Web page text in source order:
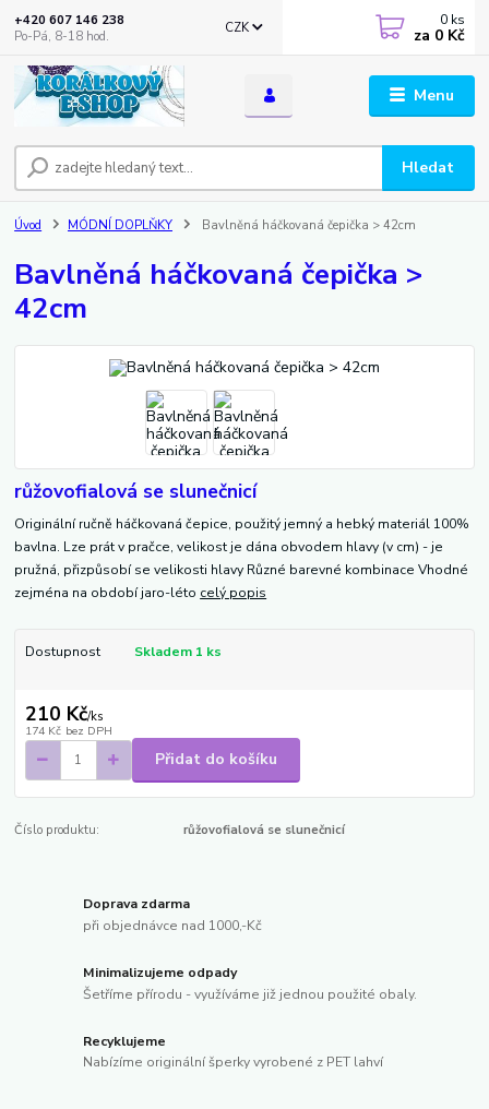
Menu
CZK
Hledat
+420 607 146 238
Po-Pá, 8-18 hod.
0 ks
za 0 Kč
Úvod MÓDNÍ DOPLŇKY Bavlněná háčkovaná čepička > 42cm
Bavlněná háčkovaná čepička >
42cm
růžovofialová se slunečnicí
Originální ručně háčkovaná čepice, použitý jemný a hebký materiál 100%
bavlna. Lze prát v pračce, velikost je dána obvodem hlavy (v cm) - je
pružná, přizpůsobí se velikosti hlavy Různé barevné kombinace Vhodné
zejména na období jaro-léto celý popis
Dostupnost Skladem 1 ks
210 Kč/ks
174 Kč bez DPH
Přidat do košíku
Číslo produktu: růžovofialová se slunečnicí
Doprava zdarma
při objednávce nad 1000,-Kč
Minimalizujeme odpady
Šetříme přírodu - využíváme již jednou použité obaly.
Recyklujeme
Nabízíme originální šperky vyrobené z PET lahví